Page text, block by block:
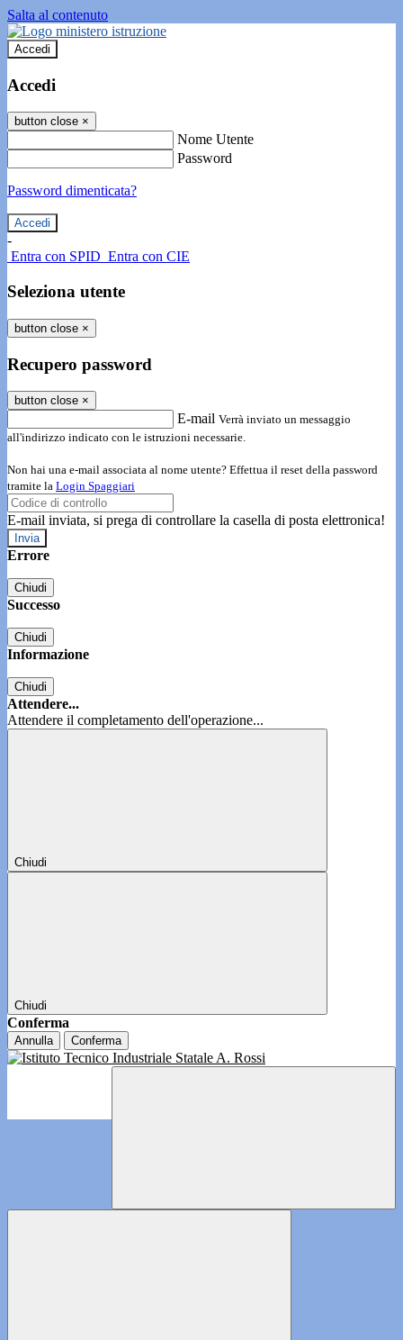
Salta al contenuto
Accedi
Accedi
button close ×
Nome Utente
Password
Password dimenticata?
-
Entra con SPID Entra con CIE
Seleziona utente
button close ×
Recupero password
button close ×
E-mail Verrà inviato un messaggio
all'indirizzo indicato con le istruzioni necessarie.
Non hai una e-mail associata al nome utente? Effettua il reset della password
tramite la Login Spaggiari
E-mail inviata, si prega di controllare la casella di posta elettronica!
Errore
Chiudi
Successo
Chiudi
Informazione
Chiudi
Attendere...
Attendere il completamento dell'operazione...
Chiudi
Chiudi
Conferma
Annulla Conferma